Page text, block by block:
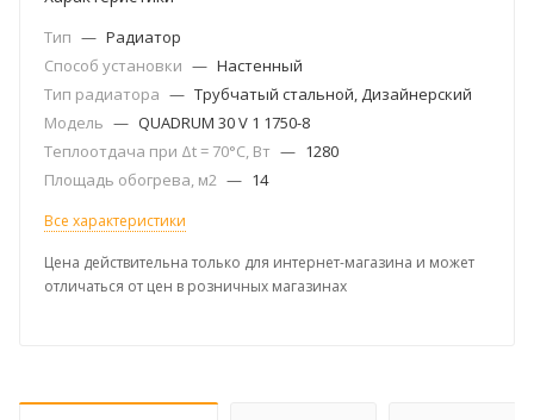
Тип — Радиатор
Способ установки — Настенный
Тип радиатора — Трубчатый стальной, Дизайнерский
Модель — QUADRUM 30 V 1 1750-8
Теплоотдача при Δt = 70°C, Вт — 1280
Площадь обогрева, м2 — 14
Все характеристики
Цена действительна только для интернет-магазина и может
отличаться от цен в розничных магазинах